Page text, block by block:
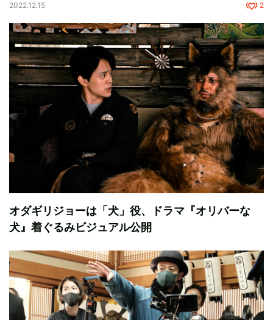
2022.12.15 2
オダギリジョーは「犬」役、ドラマ『オリバーな
犬』着ぐるみビジュアル公開